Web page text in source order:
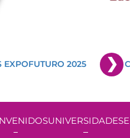
EXPOFUTURO 2025
UNIVERSIDADES